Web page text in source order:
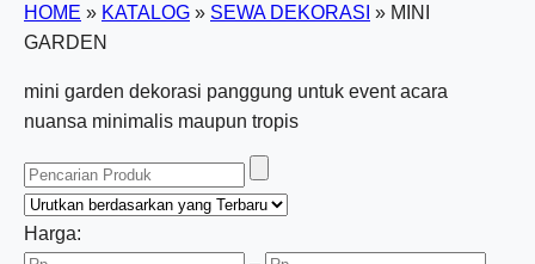
HOME » KATALOG » SEWA DEKORASI » MINI
GARDEN
mini garden dekorasi panggung untuk event acara
nuansa minimalis maupun tropis
Harga: